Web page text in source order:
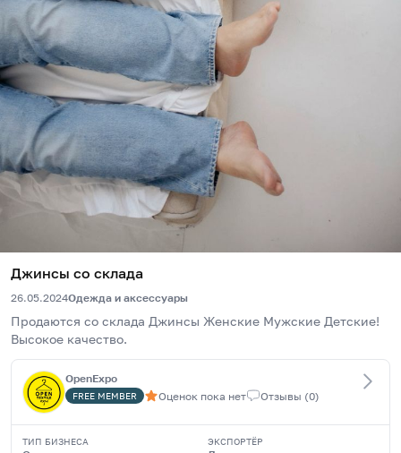
Джинсы со склада
26.05.2024Одежда и аксессуары
Продаются со склада Джинсы Женские Мужские Детские!
Высокое качество.
OpenExpo
FREE MEMBER Оценок пока нет Отзывы (0)
ТИП БИЗНЕСА ЭКСПОРТЁР